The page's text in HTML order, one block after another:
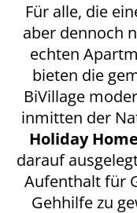
Für alle, die
aber dennoch
echten
bieten die
BiVillage
inmitten der
Holiday
darauf
Aufenthalt für
Gehhilfe zu